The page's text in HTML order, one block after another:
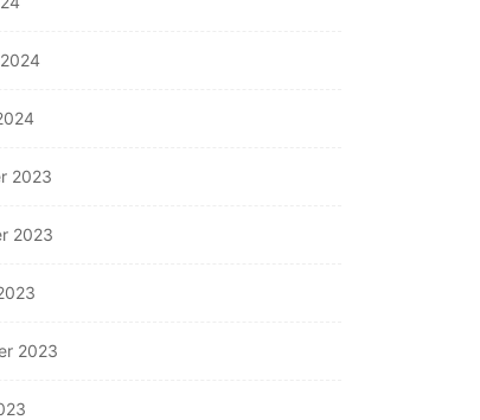
ERP for...
2026
2023
2023
2023